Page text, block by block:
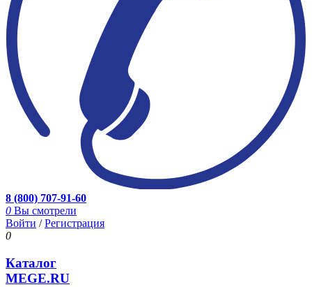
8 (800) 707-91-60
0 Вы смотрели
Войти /Регистрация
0
Каталог
MEGE.RU